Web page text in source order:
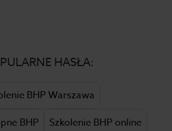
HASŁA:
BHP Warszawa
BHP
Szkolenie BHP online